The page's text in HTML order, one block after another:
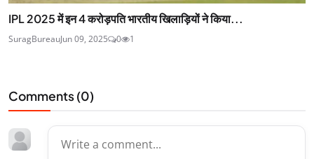
IPL 2025 में इन 4 करोड़पति भारतीय खिलाड़ियों ने किया...
SuragBureauJun 09, 2025 0 1
Comments (0)